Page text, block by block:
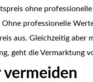
ohne
professionelle
aus. Gleichzeitig aber
geht die Vermarktung